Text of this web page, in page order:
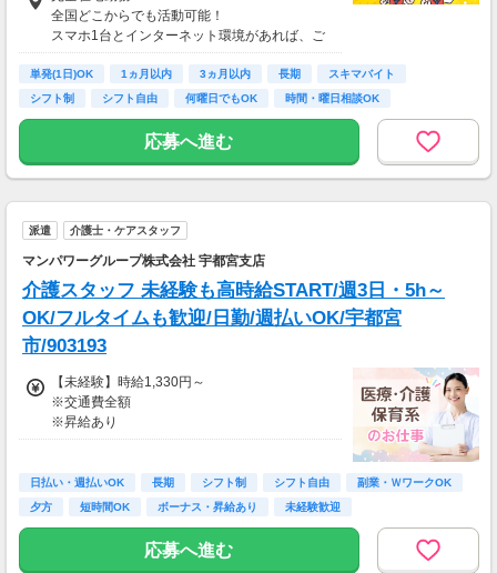
【収入例】
■事務職Aさん（週3日・月50時間程度）
月収8万円～15万円
月収15万円～25万円
■主婦Cさん（月100時間程度）
月収20万円以上
現在活躍中のライバーの多くは会社員や主婦の
方。
本業や家庭と両立しながら副業として活動され
ています。
全国どこからでも活動可能！
スマホ1台とインターネット環境があれば、ご
自宅からスタートできます。
通勤時間ゼロだから、本業やプライベートとの
両立もラクラク♪
単発(1日)OK 1ヵ月以内 3ヵ月以内 長期
スキマバイト
シフト制
シフト自由 何曜日でもOK 時間・曜日相談OK
応募へ進む
派遣 介護士・ケアスタッフ
マンパワーグループ株式会社 宇都宮支店
介護スタッフ 未経験も高時給START/週3日・5h～
OK/フルタイムも歓迎/日勤/週払いOK/宇都宮
市/903193
【未経験】時給1,330円～
※交通費全額
※昇給あり
◎日勤／未経験の場合
・日収(1,330*8)円（時給1,330円×8h）
日払い・週払いOK 長期 シフト制 シフト自由
副業・ＷワークOK
夕方
短時間OK ボーナス・昇給あり 未経験歓迎
応募へ進む